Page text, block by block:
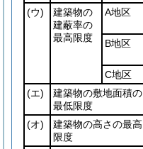
(ウ)
建築物の
建蔽率の
最高限度
A地区
B地区
C地区
(エ)
建築物の敷地面積の
最低限度
(オ)
建築物の高さの最高
限度